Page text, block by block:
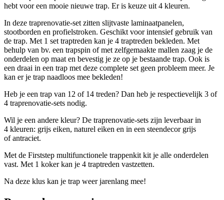
hebt voor een mooie nieuwe trap. Er is keuze uit 4 kleuren.
In deze traprenovatie-set zitten slijtvaste laminaatpanelen,
stootborden en profielstroken. Geschikt voor intensief gebruik van
de trap. Met 1 set traptreden kan je 4 traptreden bekleden. Met
behulp van bv. een trapspin of met zelfgemaakte mallen zaag je de
onderdelen op maat en bevestig je ze op je bestaande trap. Ook is
een draai in een trap met deze complete set geen probleem meer. Je
kan er je trap naadloos mee bekleden!
Heb je een trap van 12 of 14 treden? Dan heb je respectievelijk 3 of
4 traprenovatie-sets nodig.
Wil je een andere kleur? De traprenovatie-sets zijn leverbaar in
4 kleuren: grijs eiken, naturel eiken en in een steendecor grijs
of antraciet.
Met de Firststep multifunctionele trappenkit kit je alle onderdelen
vast. Met 1 koker kan je 4 traptreden vastzetten.
Na deze klus kan je trap weer jarenlang mee!